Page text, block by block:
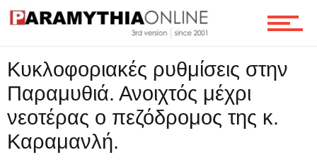
Οικονομία
Τεχνολογία
Ροή
Κυκλοφοριακές ρυθμίσεις στην
Παραμυθιά. Ανοιχτός μέχρι
νεοτέρας ο πεζόδρομος της κ.
Καραμανλή.